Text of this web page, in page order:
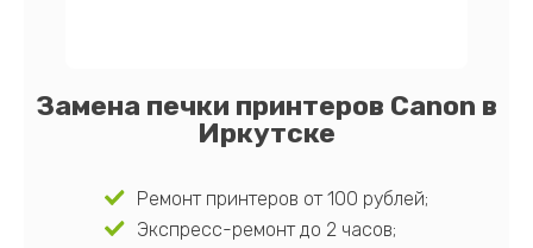
Замена печки принтеров Canon в
Иркутске
Ремонт принтеров от 100 рублей;
Экспресс-ремонт до 2 часов;